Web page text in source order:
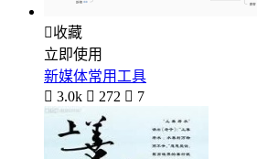
收藏
立即使用
新媒体常用工具
 3.0k  272  7